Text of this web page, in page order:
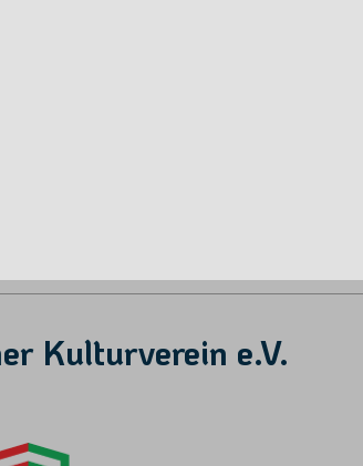
Kulturverein e.V.